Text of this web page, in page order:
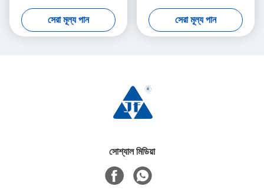
সেরা মূল্য পান সেরা মূল্য পান
সোশ্যাল মিডিয়া